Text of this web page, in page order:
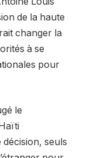
de la haute
changer la
à se
pour
le
seuls